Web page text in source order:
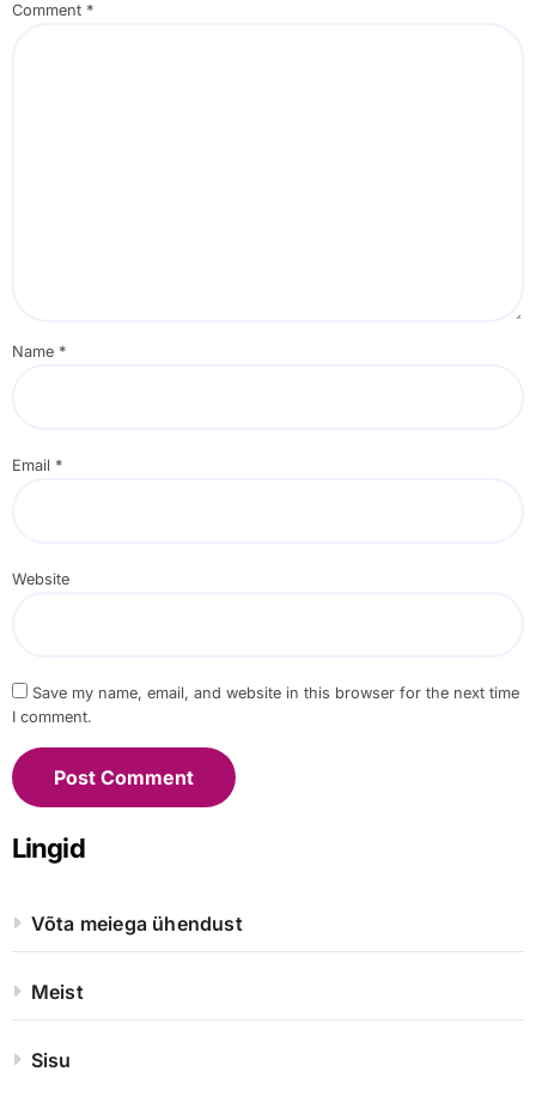
Comment *
Name *
Email *
Website
Save my name, email, and website in this browser for the next time
I comment.
Lingid
Võta meiega ühendust
Meist
Sisu